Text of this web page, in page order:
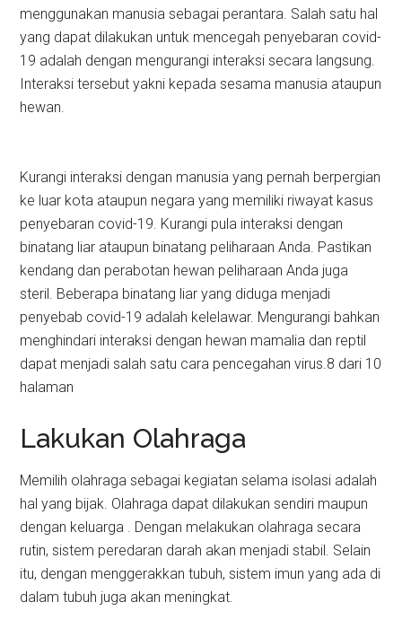
menggunakan manusia sebagai perantara. Salah satu hal
yang dapat dilakukan untuk mencegah penyebaran covid-
19 adalah dengan mengurangi interaksi secara langsung.
Interaksi tersebut yakni kepada sesama manusia ataupun
hewan.
Kurangi interaksi dengan manusia yang pernah berpergian
ke luar kota ataupun negara yang memiliki riwayat kasus
penyebaran covid-19. Kurangi pula interaksi dengan
binatang liar ataupun binatang peliharaan Anda. Pastikan
kendang dan perabotan hewan peliharaan Anda juga
steril. Beberapa binatang liar yang diduga menjadi
penyebab covid-19 adalah kelelawar. Mengurangi bahkan
menghindari interaksi dengan hewan mamalia dan reptil
dapat menjadi salah satu cara pencegahan virus.8 dari 10
halaman
Lakukan Olahraga
Memilih olahraga sebagai kegiatan selama isolasi adalah
hal yang bijak. Olahraga dapat dilakukan sendiri maupun
dengan keluarga . Dengan melakukan olahraga secara
rutin, sistem peredaran darah akan menjadi stabil. Selain
itu, dengan menggerakkan tubuh, sistem imun yang ada di
dalam tubuh juga akan meningkat.